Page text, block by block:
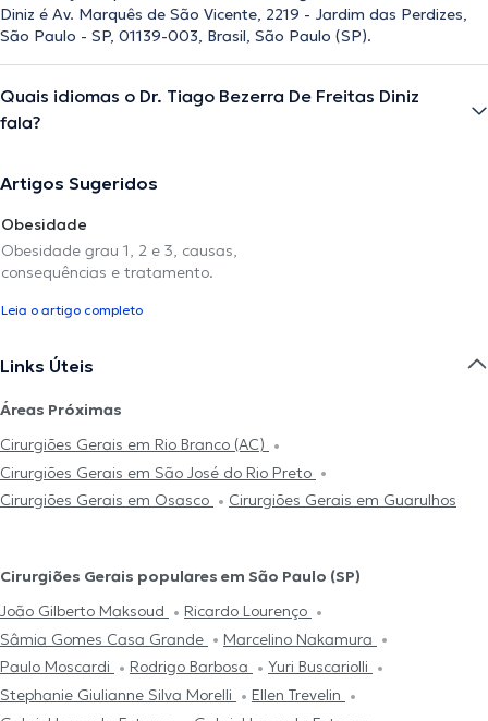
Diniz é Av. Marquês de São Vicente, 2219 - Jardim das Perdizes,
São Paulo - SP, 01139-003, Brasil, São Paulo (SP).
Quais idiomas o Dr. Tiago Bezerra De Freitas Diniz
fala?
Artigos Sugeridos
Obesidade
Obesidade grau 1, 2 e 3, causas,
consequências e tratamento.
Leia o artigo completo
Links Úteis
Áreas Próximas
Cirurgiões Gerais em Rio Branco (AC)
Cirurgiões Gerais em São José do Rio Preto
Cirurgiões Gerais em Osasco
Cirurgiões Gerais em Guarulhos
Cirurgiões Gerais populares em São Paulo (SP)
João Gilberto Maksoud
Ricardo Lourenço
Sâmia Gomes Casa Grande
Marcelino Nakamura
Paulo Moscardi
Rodrigo Barbosa
Yuri Buscariolli
Stephanie Giulianne Silva Morelli
Ellen Trevelin